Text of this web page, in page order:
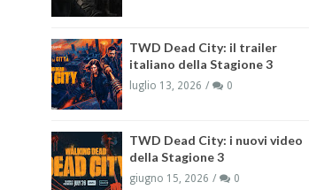
TWD Dead City: il trailer
italiano della Stagione 3
luglio 13, 2026 0
TWD Dead City: i nuovi video
della Stagione 3
giugno 15, 2026 0